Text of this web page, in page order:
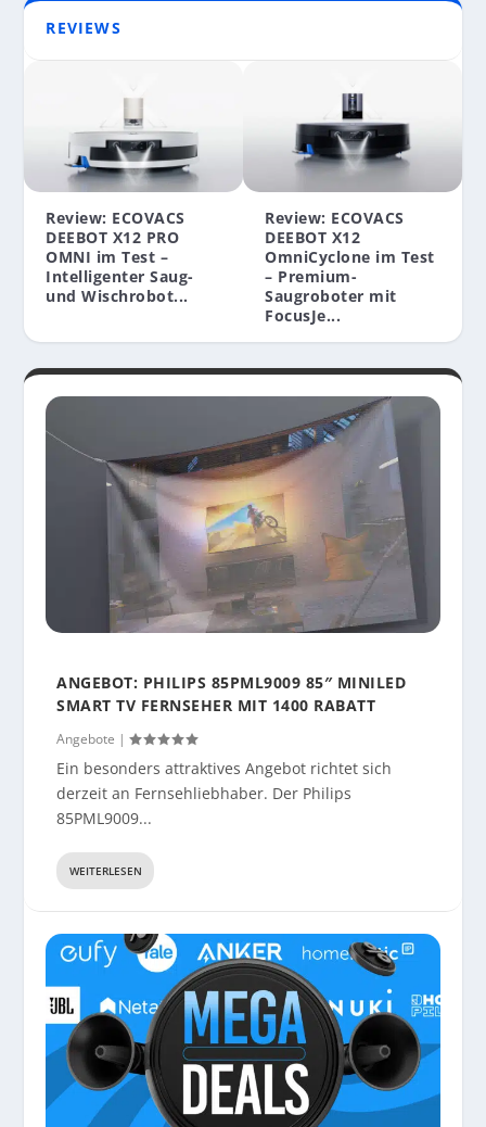
REVIEWS
Review: ECOVACS
DEEBOT X12 PRO
OMNI im Test –
Intelligenter Saug-
und Wischrobot...
Review: ECOVACS
DEEBOT X12
OmniCyclone im Test
– Premium-
Saugroboter mit
FocusJe...
ANGEBOT: PHILIPS 85PML9009 85″ MINILED
SMART TV FERNSEHER MIT 1400 RABATT
Angebote |
Ein besonders attraktives Angebot richtet sich
derzeit an Fernsehliebhaber. Der Philips
85PML9009...
WEITERLESEN